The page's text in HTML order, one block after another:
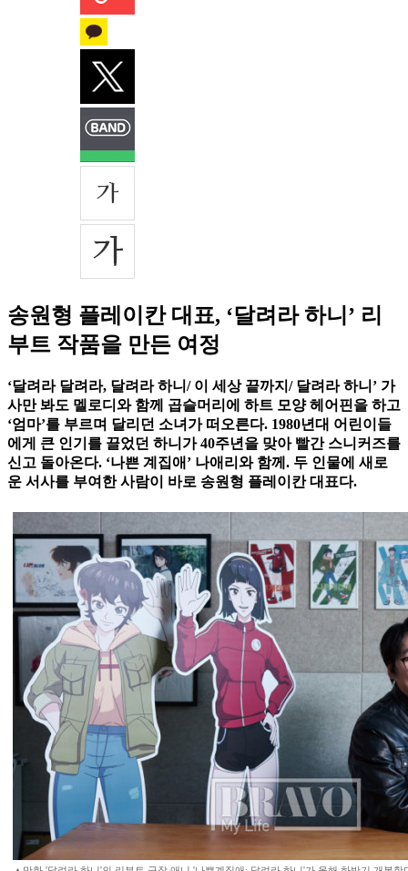
송원형 플레이칸 대표, ‘달려라 하니’ 리
부트 작품을 만든 여정
‘달려라 달려라, 달려라 하니/ 이 세상 끝까지/ 달려라 하니’ 가
사만 봐도 멜로디와 함께 곱슬머리에 하트 모양 헤어핀을 하고
‘엄마’를 부르며 달리던 소녀가 떠오른다. 1980년대 어린이들
에게 큰 인기를 끌었던 하니가 40주년을 맞아 빨간 스니커즈를
신고 돌아온다. ‘나쁜 계집애’ 나애리와 함께. 두 인물에 새로
운 서사를 부여한 사람이 바로 송원형 플레이칸 대표다.